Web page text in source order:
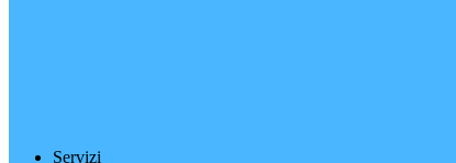
Servizi